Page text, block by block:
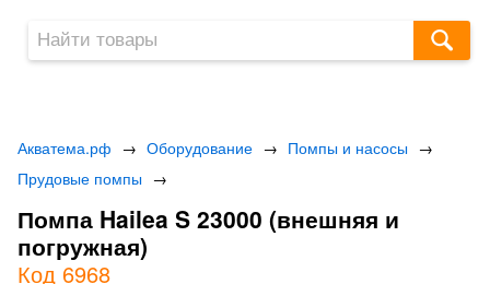
Акватема.рф → Оборудование → Помпы и насосы →
Прудовые помпы →
Помпа Hailea S 23000 (внешняя и
погружная)
Код 6968